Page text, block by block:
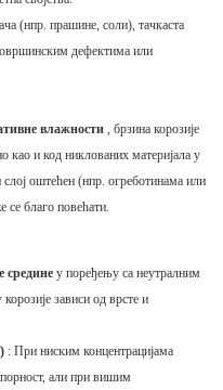
(нпр. прашине, соли), тачкаста
дефектима или
влажности , брзина корозије
као и код никлованих материјала у
оштећен (нпр. огреботинама или
се благо повећати.
средине у поређењу са неутралним
зависи од врсте и
: При ниским концентрацијама
али при вишим